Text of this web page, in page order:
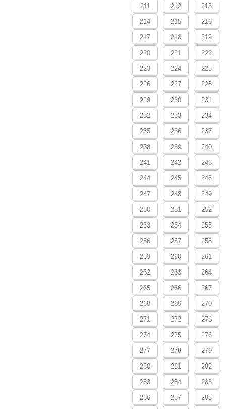
211 212 213
214 215 216
217 218 219
220 221 222
223 224 225
226 227 228
229 230 231
232 233 234
235 236 237
238 239 240
241 242 243
244 245 246
247 248 249
250 251 252
253 254 255
256 257 258
259 260 261
262 263 264
265 266 267
268 269 270
271 272 273
274 275 276
277 278 279
280 281 282
283 284 285
286 287 288